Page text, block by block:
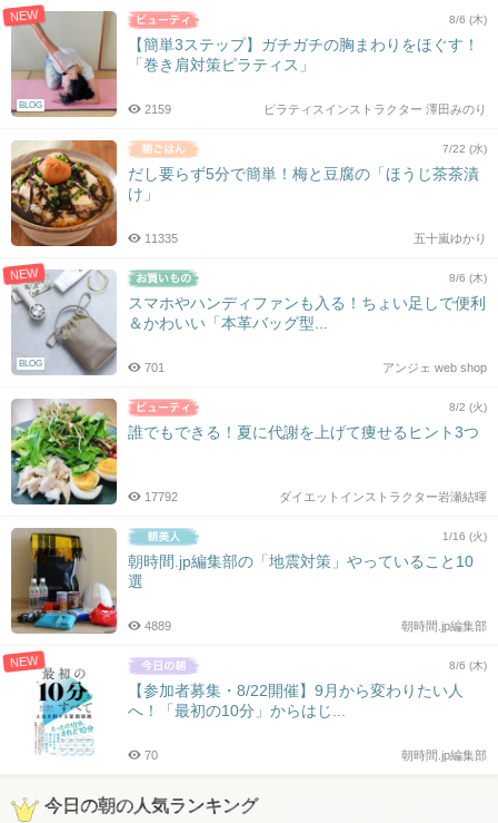
NEW
BLOG
8/6 (木)
【簡単3ステップ】ガチガチの胸まわりをほぐす！
「巻き肩対策ピラティス」
ピラティスインストラクター 澤田みのり
2159
7/22 (水)
だし要らず5分で簡単！梅と豆腐の「ほうじ茶茶漬
け」
五十嵐ゆかり
11335
NEW
BLOG
8/6 (木)
スマホやハンディファンも入る！ちょい足しで便利
＆かわいい「本革バッグ型...
アンジェ web shop
701
8/2 (火)
誰でもできる！夏に代謝を上げて痩せるヒント3つ
ダイエットインストラクター岩瀬結暉
17792
1/16 (火)
朝時間.jp編集部の「地震対策」やっていること10
選
朝時間.jp編集部
4889
NEW 8/6 (木)
【参加者募集・8/22開催】9月から変わりたい人
へ！「最初の10分」からはじ...
朝時間.jp編集部
70
今日の朝の人気ランキング